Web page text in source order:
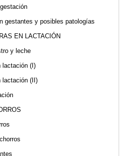
gestantes y posibles patologías
EN LACTACIÓN
y leche
lactación (I)
lactación (II)